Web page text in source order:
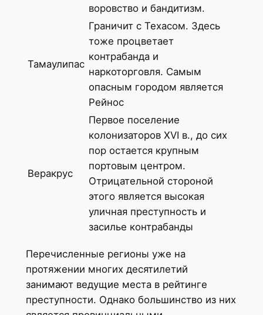
воровство и бандитизм.
Тамаулипас
Граничит с Техасом. Здесь
тоже процветает
контрабанда и
наркоторговля. Самым
опасным городом является
Рейнос
Веракрус
Первое поселение
колонизаторов XVI в., до сих
пор остается крупным
портовым центром.
Отрицательной стороной
этого является высокая
уличная преступность и
засилье контрабанды
Перечисленные регионы уже на
протяжении многих десятилетий
занимают ведущие места в рейтинге
преступности. Однако большинство из них